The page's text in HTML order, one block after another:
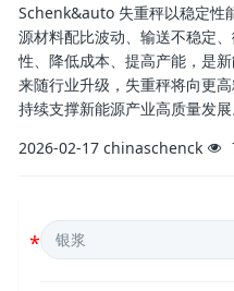
Schenk&auto 失重秤以稳定性
源材料配比波动、输送不稳定
性、降低成本、提高产能，是
来随行业升级，失重秤将向更
持续支撑新能源产业高质量发展
2026-02-17 chinaschenck